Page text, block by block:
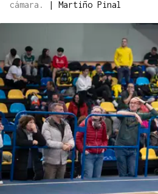
cámara.
| Martiño Pinal